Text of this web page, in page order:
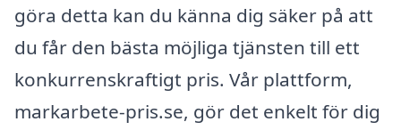
göra detta kan du känna dig säker på att
du får den bästa möjliga tjänsten till ett
konkurrenskraftigt pris. Vår plattform,
markarbete-pris.se, gör det enkelt för dig